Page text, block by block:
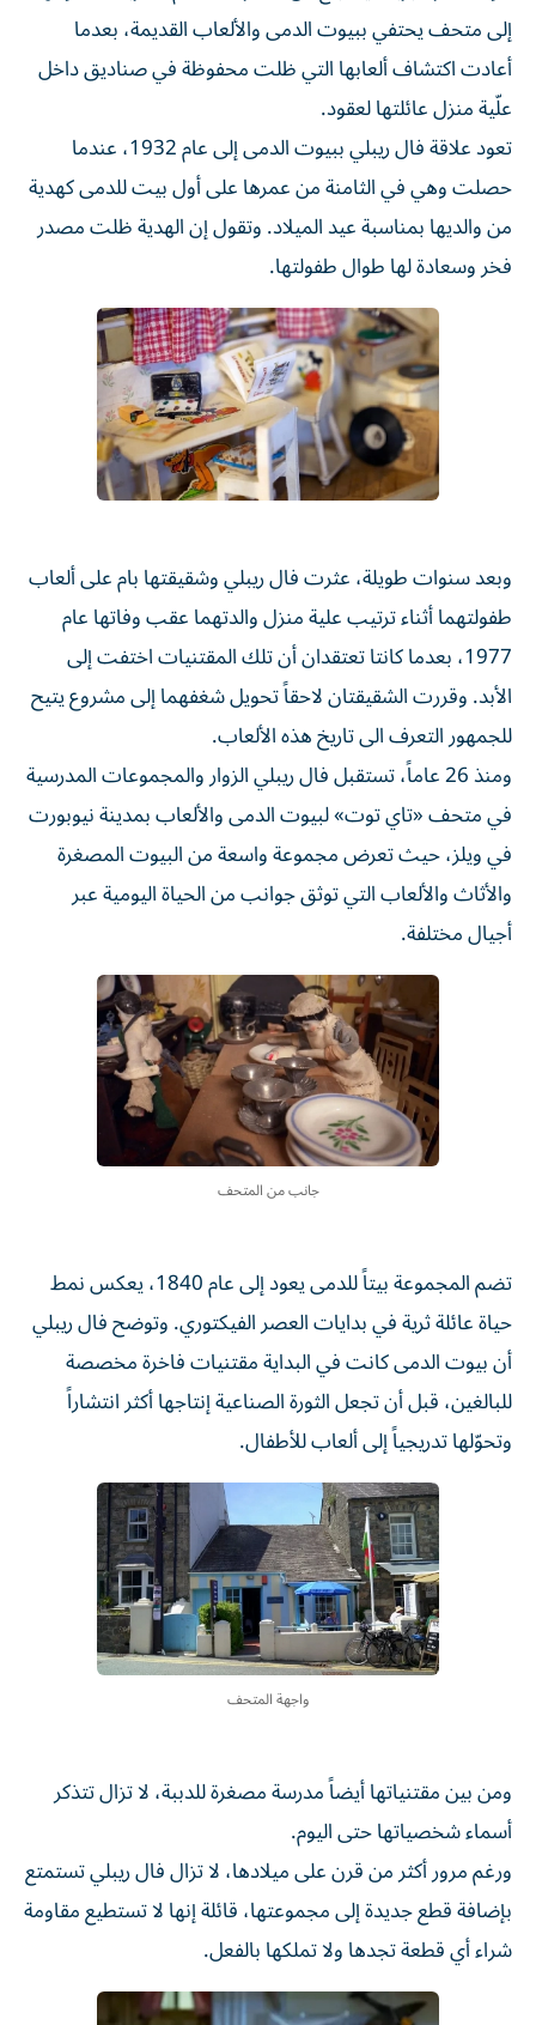
إلى متحف يحتفي ببيوت الدمى والألعاب القديمة، بعدما
أعادت اكتشاف ألعابها التي ظلت محفوظة في صناديق داخل
علّية منزل عائلتها لعقود.
تعود علاقة فال ريبلي ببيوت الدمى إلى عام 1932، عندما
حصلت وهي في الثامنة من عمرها على أول بيت للدمى كهدية
من والديها بمناسبة عيد الميلاد. وتقول إن الهدية ظلت مصدر
فخر وسعادة لها طوال طفولتها.
وبعد سنوات طويلة، عثرت فال ريبلي وشقيقتها بام على ألعاب
طفولتهما أثناء ترتيب علية منزل والدتهما عقب وفاتها عام
1977، بعدما كانتا تعتقدان أن تلك المقتنيات اختفت إلى
الأبد. وقررت الشقيقتان لاحقاً تحويل شغفهما إلى مشروع يتيح
للجمهور التعرف الى تاريخ هذه الألعاب.
ومنذ 26 عاماً، تستقبل فال ريبلي الزوار والمجموعات المدرسية
في متحف «تاي توت» لبيوت الدمى والألعاب بمدينة نيوبورت
في ويلز، حيث تعرض مجموعة واسعة من البيوت المصغرة
والأثاث والألعاب التي توثق جوانب من الحياة اليومية عبر
أجيال مختلفة.
جانب من المتحف
تضم المجموعة بيتاً للدمى يعود إلى عام 1840، يعكس نمط
حياة عائلة ثرية في بدايات العصر الفيكتوري. وتوضح فال ريبلي
أن بيوت الدمى كانت في البداية مقتنيات فاخرة مخصصة
للبالغين، قبل أن تجعل الثورة الصناعية إنتاجها أكثر انتشاراً
وتحوّلها تدريجياً إلى ألعاب للأطفال.
واجهة المتحف
ومن بين مقتنياتها أيضاً مدرسة مصغرة للدببة، لا تزال تتذكر
أسماء شخصياتها حتى اليوم.
ورغم مرور أكثر من قرن على ميلادها، لا تزال فال ريبلي تستمتع
بإضافة قطع جديدة إلى مجموعتها، قائلة إنها لا تستطيع مقاومة
شراء أي قطعة تجدها ولا تملكها بالفعل.